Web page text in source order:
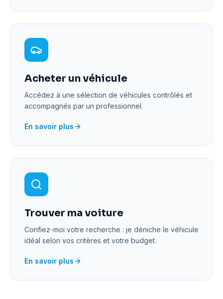
Acheter un véhicule
Accédez à une sélection de véhicules contrôlés et
accompagnés par un professionnel.
En savoir plus
Trouver ma voiture
Confiez-moi votre recherche : je déniche le véhicule
idéal selon vos critères et votre budget.
En savoir plus